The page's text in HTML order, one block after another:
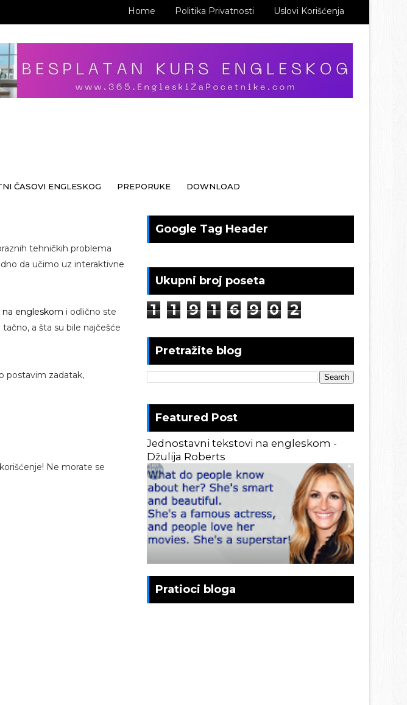
Home Politika Privatnosti Uslovi Korišćenja
ČASOVI ENGLESKOG PREPORUKE DOWNLOAD
tehničkih problema
da učimo uz interaktivne
engleskom i odlično ste
a šta su bile najčešće
postavim zadatak,
Ne morate se
Google Tag Header
Ukupni broj poseta
1 1 9 1 6 9 0 2
Pretražite blog
Featured Post
Jednostavni tekstovi na engleskom -
Džulija Roberts
Pratioci bloga